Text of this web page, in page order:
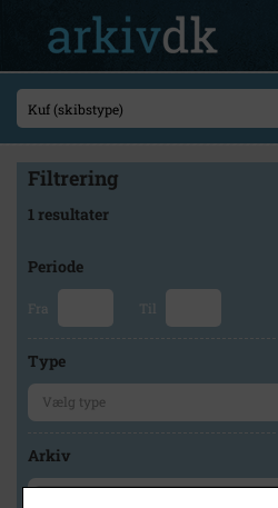
Filtrering
1 resultater
Periode
Fra Til
Type
Arkiv